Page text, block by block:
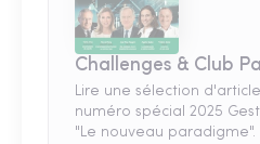
Challenges & Club
Lire une sélection
numéro spécial 2025
"Le nouveau paradigme".